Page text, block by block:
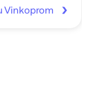
Vinkoprom